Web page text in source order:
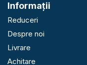
Informaţii
Reduceri
Despre noi
Livrare
Achitare